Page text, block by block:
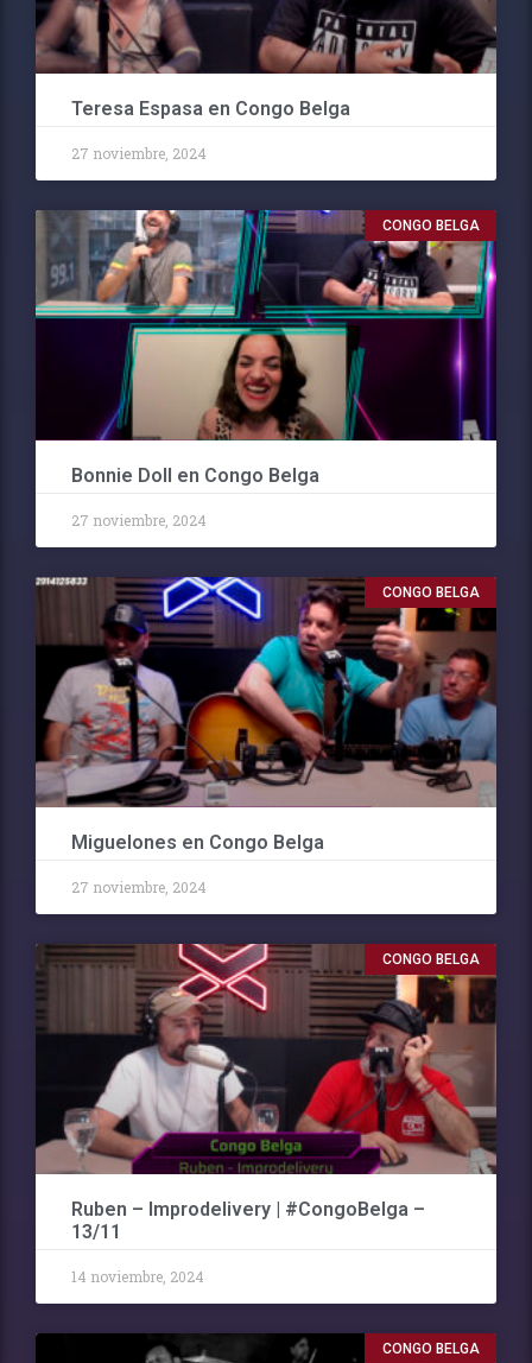
Teresa Espasa en Congo Belga
27 noviembre, 2024
CONGO BELGA
Bonnie Doll en Congo Belga
27 noviembre, 2024
CONGO BELGA
Miguelones en Congo Belga
27 noviembre, 2024
CONGO BELGA
Ruben – Improdelivery | #CongoBelga –
13/11
14 noviembre, 2024
CONGO BELGA